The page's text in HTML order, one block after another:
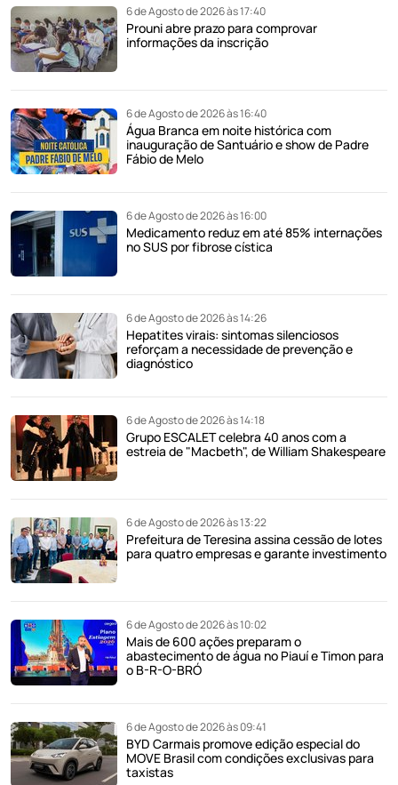
6 de Agosto de 2026 às 17:40
Prouni abre prazo para comprovar
informações da inscrição
6 de Agosto de 2026 às 16:40
Água Branca em noite histórica com
inauguração de Santuário e show de Padre
Fábio de Melo
6 de Agosto de 2026 às 16:00
Medicamento reduz em até 85% internações
no SUS por fibrose cística
6 de Agosto de 2026 às 14:26
Hepatites virais: sintomas silenciosos
reforçam a necessidade de prevenção e
diagnóstico
6 de Agosto de 2026 às 14:18
Grupo ESCALET celebra 40 anos com a
estreia de "Macbeth", de William Shakespeare
6 de Agosto de 2026 às 13:22
Prefeitura de Teresina assina cessão de lotes
para quatro empresas e garante investimento
6 de Agosto de 2026 às 10:02
Mais de 600 ações preparam o
abastecimento de água no Piauí e Timon para
o B-R-O-BRÓ
6 de Agosto de 2026 às 09:41
BYD Carmais promove edição especial do
MOVE Brasil com condições exclusivas para
taxistas